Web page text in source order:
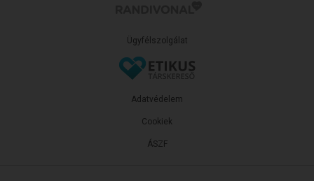
Ügyfélszolgálat
ÁSZF
Adatvédelem
Cookiek